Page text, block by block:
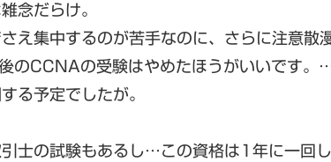
念だらけ。
え集中するのが苦手なのに、さらに注意散漫
のCCNAの受験はやめたほうがいいです。
る予定でしたが。
士の試験もあるし…この資格は1年に一回